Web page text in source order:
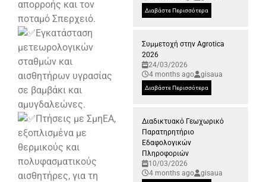
απορροής και τον
ποταμό Σπερχειό.
Εγκατάσταση
μετεωρολογικών
σταθμών και
αισθητήρων υγρασίας
σε βαμβάκι και
αμυγδαλεώνες.
Πτήσεις με ΣμηΕΑ,
εξοπλισμένα με
θερμικούς και
πολυφασματικούς
αισθητήρες, για τη
Διαβάστε Περισσότερα
Συμμετοχή στην Agrotica
2026
24/03/2026
4 months ago
gisaua
Διαβάστε Περισσότερα
Διαδικτυακό Γεωχωρικό
Παρατηρητήριο
Εδαφολογικών
Πληροφοριών
10/03/2026
4 months ago
gisaua